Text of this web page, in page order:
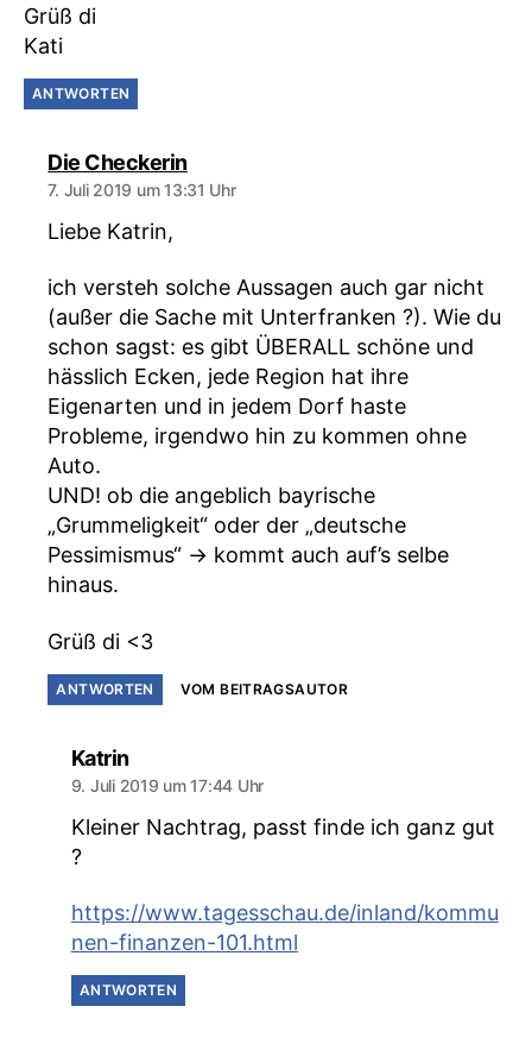
Grüß di
Kati
ANTWORTEN
Die Checkerinsagt:
7. Juli 2019 um 13:31 Uhr
Liebe Katrin,
ich versteh solche Aussagen auch gar nicht
(außer die Sache mit Unterfranken ?). Wie du
schon sagst: es gibt ÜBERALL schöne und
hässlich Ecken, jede Region hat ihre
Eigenarten und in jedem Dorf haste
Probleme, irgendwo hin zu kommen ohne
Auto.
UND! ob die angeblich bayrische
„Grummeligkeit“ oder der „deutsche
Pessimismus“ -> kommt auch auf’s selbe
hinaus.
Grüß di <3
ANTWORTEN VOM BEITRAGSAUTOR
Katrinsagt:
9. Juli 2019 um 17:44 Uhr
Kleiner Nachtrag, passt finde ich ganz gut
?
https://www.tagesschau.de/inland/kommu
nen-finanzen-101.html
ANTWORTEN